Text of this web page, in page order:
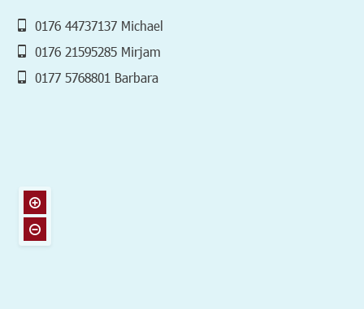
0176 44737137 Michael
0176 21595285 Mirjam
0177 5768801 Barbara